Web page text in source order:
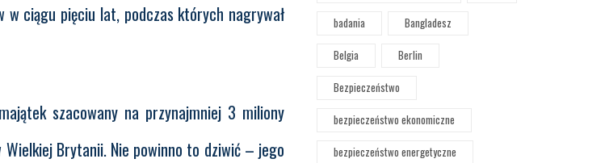
ciągu pięciu lat, podczas których nagrywał
szacowany na przynajmniej 3 miliony
Brytanii. Nie powinno to dziwić – jego
badania
Bangladesz
Belgia
Berlin
Bezpieczeństwo
bezpieczeństwo ekonomiczne
bezpieczeństwo energetyczne